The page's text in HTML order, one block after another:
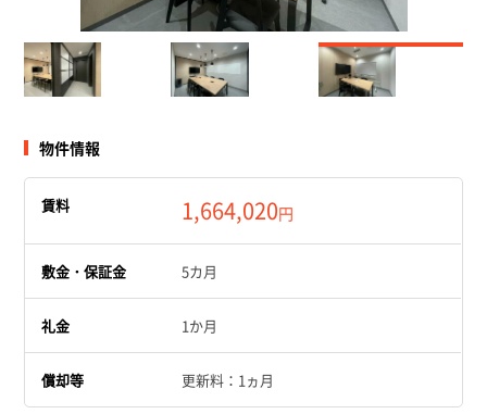
物件情報
賃料 1,664,020円
敷金・保証金 5カ月
礼金 1か月
償却等 更新料：1ヵ月